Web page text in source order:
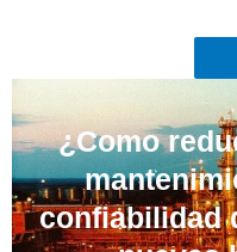
¿Como
confiabilidad